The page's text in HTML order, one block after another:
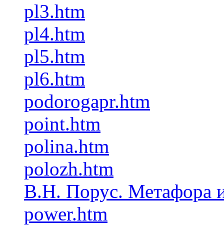
pl3.htm
pl4.htm
pl5.htm
pl6.htm
podorogapr.htm
point.htm
polina.htm
polozh.htm
В.Н. Порус. Метафора
power.htm